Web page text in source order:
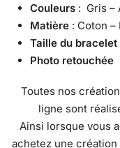
Couleurs : Gris –
Matière : Coton
Taille du bracelet
Photo retouchée
Toutes nos
ligne sont
Ainsi lorsque vous
achetez une